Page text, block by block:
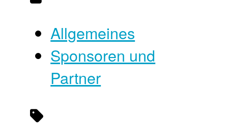
Allgemeines
Sponsoren und
Partner